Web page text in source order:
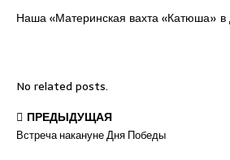
Наша «Материнская вахта «Катюша» в
No related posts.
ПРЕДЫДУЩАЯ
Встреча накануне Дня Победы